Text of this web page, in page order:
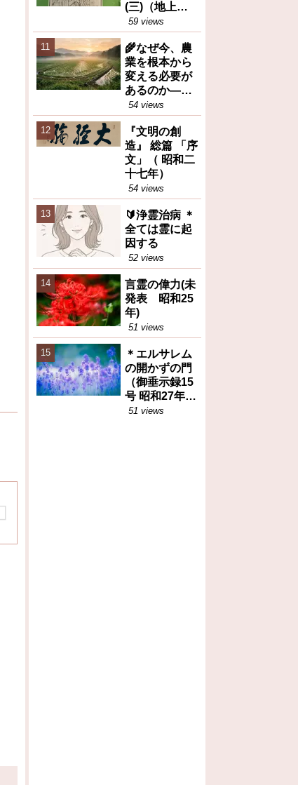
(三)（地上天
国31号 昭和26
年12月25日）
59 views
🌾なぜ今、農
業を根本から
変える必要が
あるのか――
岡田茂吉が訴
えた食糧問題
の本質（トピ
ックス）
54 views
『文明の創
造』 総篇 「序
文」（ 昭和二
十七年）
54 views
🔰浄霊治病 ＊
全ては霊に起
因する
52 views
言霊の偉力(未
発表 昭和25
年)
51 views
＊エルサレム
の開かずの門
（御垂示録15
号 昭和27年11
月1日②）再
51 views